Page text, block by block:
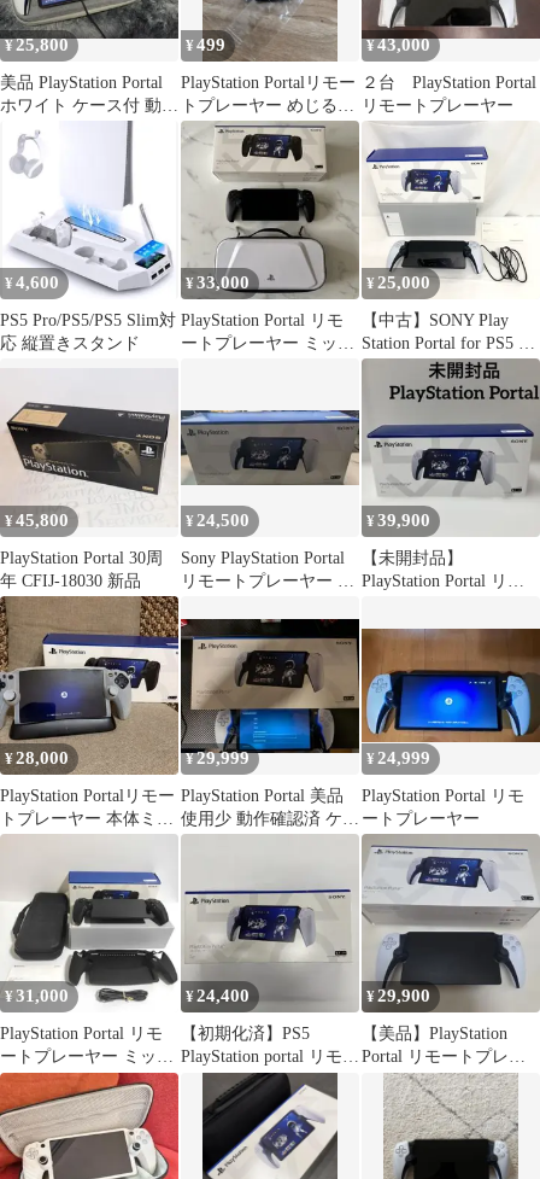
¥25,800
美品 PlayStation Portal
ホワイト ケース付 動作
確認済
¥499
PlayStation Portalリモー
トプレーヤー めじるし
アクセサリー
¥43,000
２台 PlayStation Portal
リモートプレーヤー
¥ 4,600
PS5 Pro/PS5/PS5 Slim対
応 縦置きスタンド
¥33,000
PlayStation Portal リモ
ートプレーヤー ミッド
¥25,000
【中古】SONY Play
Station Portal for PS5 プ
レステ リモートプレー
ヤー CFI-Y1000 店舗併
¥45,800
PlayStation Portal 30周
年 CFIJ-18030 新品
¥ 24,500
Sony PlayStation Portal
リモートプレーヤー 本
¥39,900
【未開封品】
PlayStation Portal リモ
¥28,000
PlayStation Portalリモー
トプレーヤー 本体ミッ
ドナイトブラック
¥29,999
PlayStation Portal 美品
使用少 動作確認済 ケー
ス・カバー付
¥ 24,999
PlayStation Portal リモ
ートプレーヤー
¥31,000
PlayStation Portal リモ
ートプレーヤー ミッド
ナイト ブラック
¥24,400
【初期化済】PS5
PlayStation portal リモー
トプレーヤー
¥29,900
【美品】PlayStation
Portal リモートプレー
ヤー 本体